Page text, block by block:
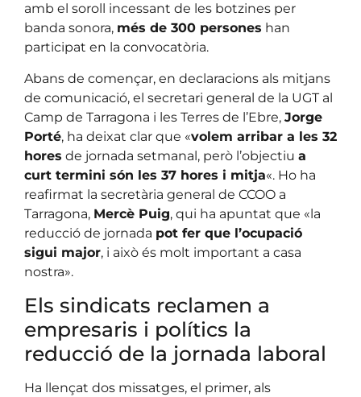
amb el soroll incessant de les botzines per
banda sonora, més de 300 persones han
participat en la convocatòria.
Abans de començar, en declaracions als mitjans
de comunicació, el secretari general de la UGT al
Camp de Tarragona i les Terres de l’Ebre, Jorge
Porté, ha deixat clar que «volem arribar a les 32
hores de jornada setmanal, però l’objectiu a
curt termini són les 37 hores i mitja«. Ho ha
reafirmat la secretària general de CCOO a
Tarragona, Mercè Puig, qui ha apuntat que «la
reducció de jornada pot fer que l’ocupació
sigui major, i això és molt important a casa
nostra».
Els sindicats reclamen a
empresaris i polítics la
reducció de la jornada laboral
Ha llençat dos missatges, el primer, als